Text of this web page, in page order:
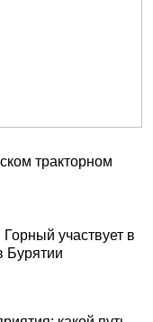
тракторном
участвует в
Бурятии